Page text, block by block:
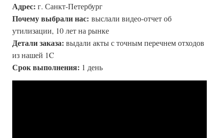
Адрес: г. Санкт-Петербург
Почему выбрали нас: выслали видео-отчет об
утилизации, 10 лет на рынке
Детали заказа: выдали акты с точным перечнем отходов
из нашей 1C
Срок выполнения: 1 день